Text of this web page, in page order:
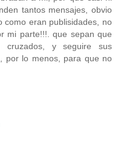
tantos mensajes, obvio
como eran publisidades, no
mi parte!!!. que sepan que
y seguire sus
por lo menos, para que no